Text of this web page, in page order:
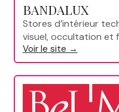
BANDALUX
Stores d’intérieur
visuel, occultation et
Voir le site →